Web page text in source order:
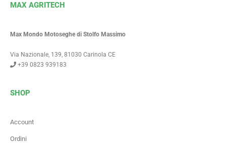
MAX AGRITECH
Max Mondo Motoseghe di Stolfo Massimo
Via Nazionale, 139, 81030 Carinola CE
+39 0823 939183
SHOP
Account
Ordini